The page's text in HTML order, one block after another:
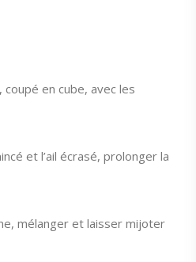
en cube, avec les
et l’ail écrasé, prolonger la
mélanger et laisser mijoter